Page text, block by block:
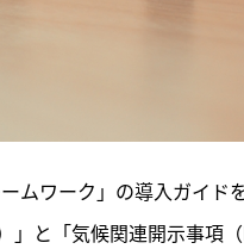
ムワーク」の導入ガイド
」と「気候関連開示事項